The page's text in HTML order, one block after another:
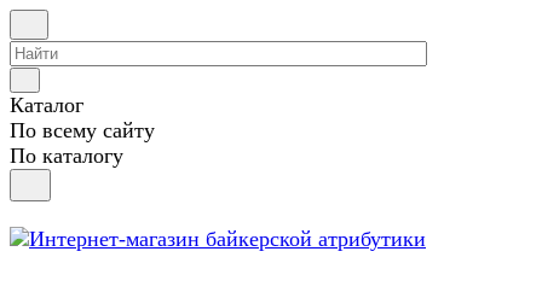
Каталог
По всему сайту
По каталогу